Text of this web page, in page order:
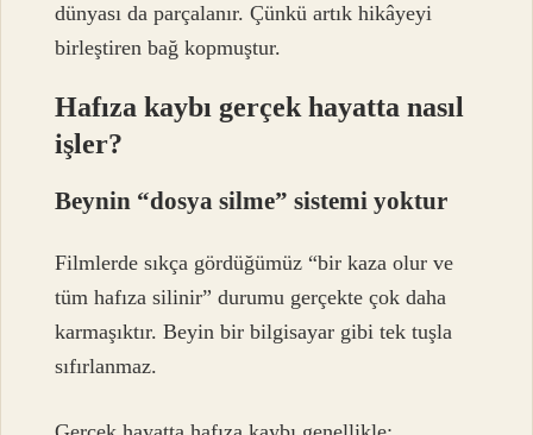
dünyası da parçalanır. Çünkü artık hikâyeyi
birleştiren bağ kopmuştur.
Hafıza kaybı gerçek hayatta nasıl
işler?
Beynin “dosya silme” sistemi yoktur
Filmlerde sıkça gördüğümüz “bir kaza olur ve
tüm hafıza silinir” durumu gerçekte çok daha
karmaşıktır. Beyin bir bilgisayar gibi tek tuşla
sıfırlanmaz.